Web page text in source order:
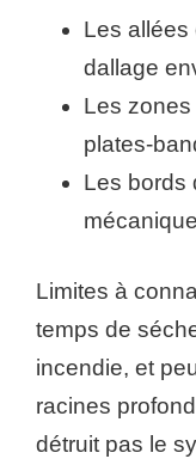
Les allées
dallage
Les
plates-
Les bords
Limites à
temps de
incendie, et
racines
détruit pas le